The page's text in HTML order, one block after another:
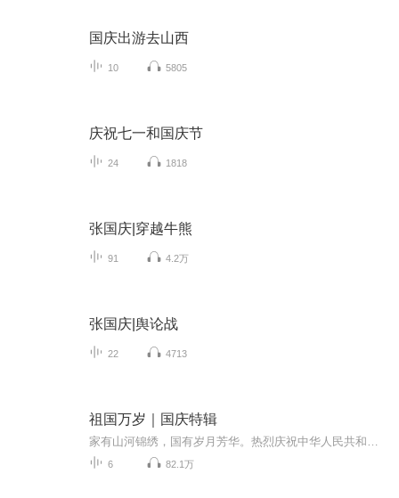
国庆出游去山西
10 5805
庆祝七一和国庆节
24 1818
张国庆|穿越牛熊
91 4.2万
张国庆|舆论战
22 4713
祖国万岁｜国庆特辑
6 82.1万